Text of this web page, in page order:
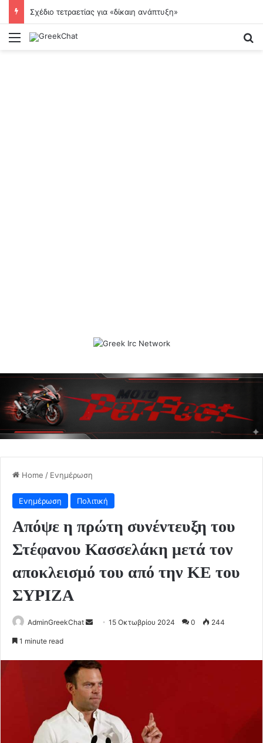
Σχέδιο τετραετίας για «δίκαιη ανάπτυξη»
Menu
Home / Ενημέρωση
Ενημέρωση Πολιτική
Απόψε η πρώτη συνέντευξη του
Στέφανου Κασσελάκη μετά τον
αποκλεισμό του από την ΚΕ του
ΣΥΡΙΖΑ
AdminGreekChat
Send15 Οκτωβρίου 2024 0 244
1 minute read